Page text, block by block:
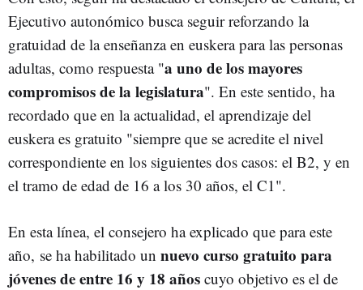
Ejecutivo autonómico busca seguir reforzando la
gratuidad de la enseñanza en euskera para las personas
adultas, como respuesta "a uno de los mayores
compromisos de la legislatura". En este sentido, ha
recordado que en la actualidad, el aprendizaje del
euskera es gratuito "siempre que se acredite el nivel
correspondiente en los siguientes dos casos: el B2, y en
el tramo de edad de 16 a los 30 años, el C1".
En esta línea, el consejero ha explicado que para este
año, se ha habilitado un nuevo curso gratuito para
jóvenes de entre 16 y 18 años cuyo objetivo es el de